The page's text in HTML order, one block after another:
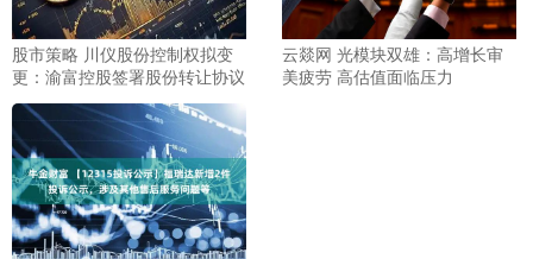
股市策略 川仪股份控制权拟变
更：渝富控股签署股份转让协议
云燚网 光模块双雄：高增长审
美疲劳 高估值面临压力